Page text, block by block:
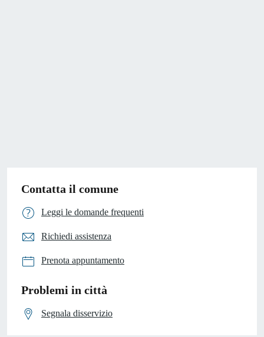
Contatta il comune
Leggi le domande frequenti
Richiedi assistenza
Prenota appuntamento
Problemi in città
Segnala disservizio